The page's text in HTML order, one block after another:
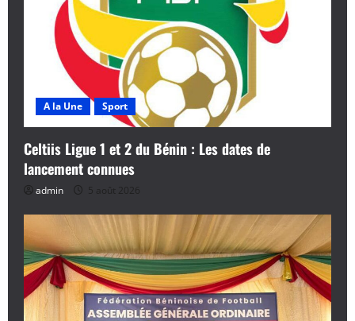
A la Une Sport
Celtiis Ligue 1 et 2 du Bénin : Les dates de
lancement connues
admin 5 août 2026